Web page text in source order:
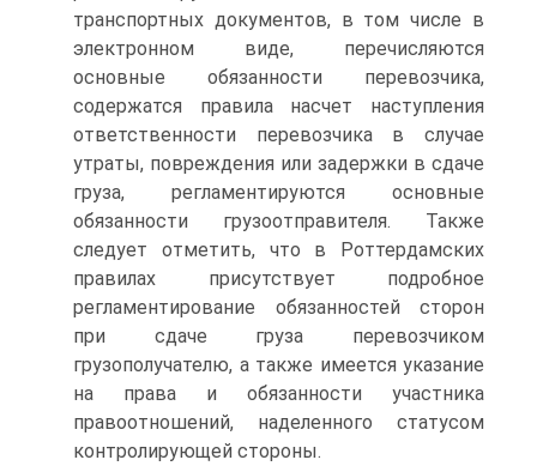
транспортных документов, в том числе в
электронном виде, перечисляются
основные обязанности перевозчика,
содержатся правила насчет наступления
ответственности перевозчика в случае
утраты, повреждения или задержки в сдаче
груза, регламентируются основные
обязанности грузоотправителя. Также
следует отметить, что в Роттердамских
правилах присутствует подробное
регламентирование обязанностей сторон
при сдаче груза перевозчиком
грузополучателю, а также имеется указание
на права и обязанности участника
правоотношений, наделенного статусом
контролирующей стороны.